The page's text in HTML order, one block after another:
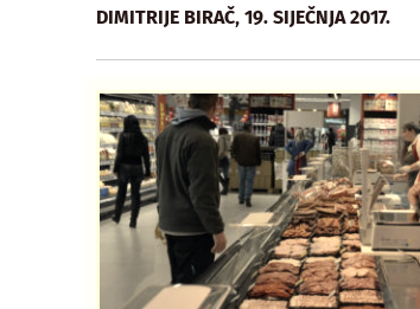
DIMITRIJE BIRAČ, 19. SIJEČNJA 2017.